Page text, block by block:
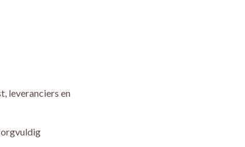
leveranciers en